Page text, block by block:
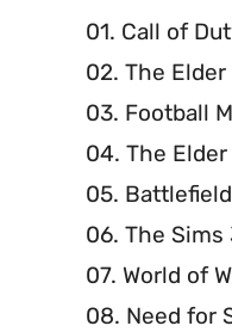
01. Call of
02. The
03. Football
04. The
05.
06. The
07. World of
08. Need for